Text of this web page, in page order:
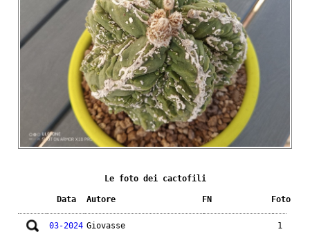
Le foto dei cactofili
Data Autore FN Foto
03-2024 Giovasse 1